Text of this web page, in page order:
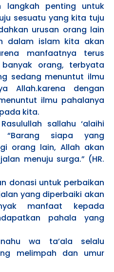
langkah penting untuk
sesuatu yang kita tuju
urusan orang lain
dalam islam kita akan
manfaatnya terus
orang, terbyata
sedang menuntut ilmu
Allah.karena dengan
ilmu pahalanya
kita.
sallahu ‘alaihi
“Barang siapa yang
orang lain, Allah akan
menuju surga.” (HR.
donasi untuk perbaikan
yang diperbaiki akan
manfaat kepada
pahala yang
wa ta’ala selalu
melimpah dan umur